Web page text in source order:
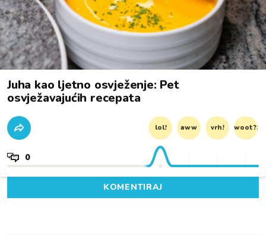
Juha kao ljetno osvježenje: Pet
osvježavajućih recepata
lol! aww vrh! woot?!
0
KOMENTIRAJ